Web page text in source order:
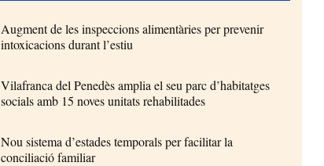
Augment de les inspeccions alimentàries per prevenir
intoxicacions durant l’estiu
Vilafranca del Penedès amplia el seu parc d’habitatges
socials amb 15 noves unitats rehabilitades
Nou sistema d’estades temporals per facilitar la
conciliació familiar